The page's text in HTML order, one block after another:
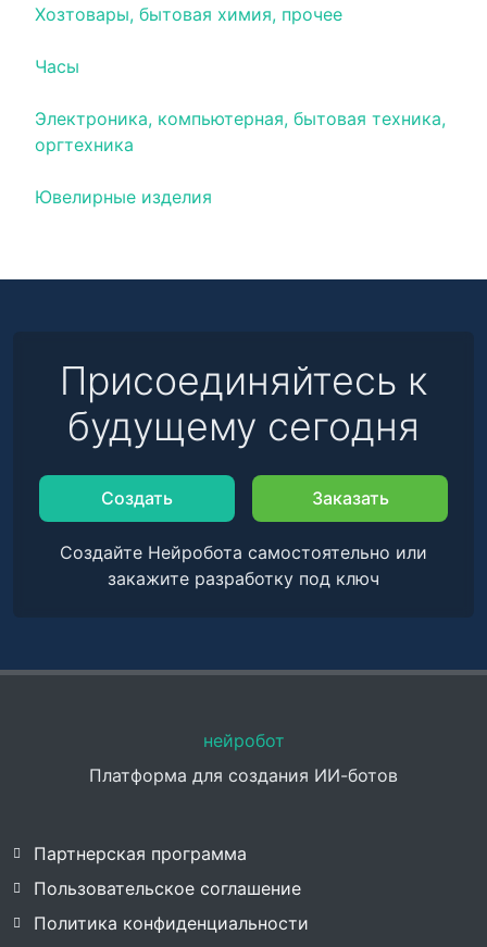
Хозтовары, бытовая химия, прочее
Часы
Электроника, компьютерная, бытовая техника,
оргтехника
Ювелирные изделия
Присоединяйтесь к
будущему сегодня
Создать Заказать
Создайте Нейробота самостоятельно или
закажите разработку под ключ
нейробот
Платформа для создания ИИ-ботов
Партнерская программа
Пользовательское соглашение
Политика конфиденциальности